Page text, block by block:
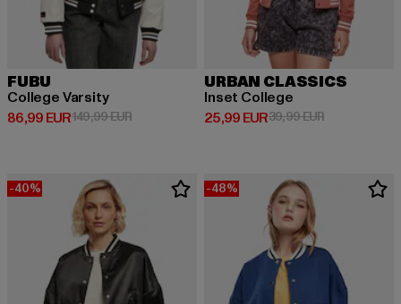
FUBU
College Varsity
86,99 EUR
Derzeitiger Preis: 86,99 EUR
149,99 EURAktionspreis: 149,99 EUR
URBAN CLASSICS
Inset College
25,99 EUR
Derzeitiger Preis: 25,99 EUR
39,99 EURAktionspreis:
-40% -48%